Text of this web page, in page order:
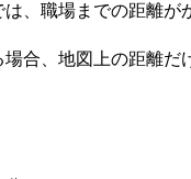
、職場までの距離が
合、地図上の距離だ